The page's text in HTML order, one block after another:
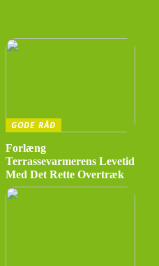
GODE RÅD
Forlæng
Terrassevarmerens Levetid
Med Det Rette Overtræk